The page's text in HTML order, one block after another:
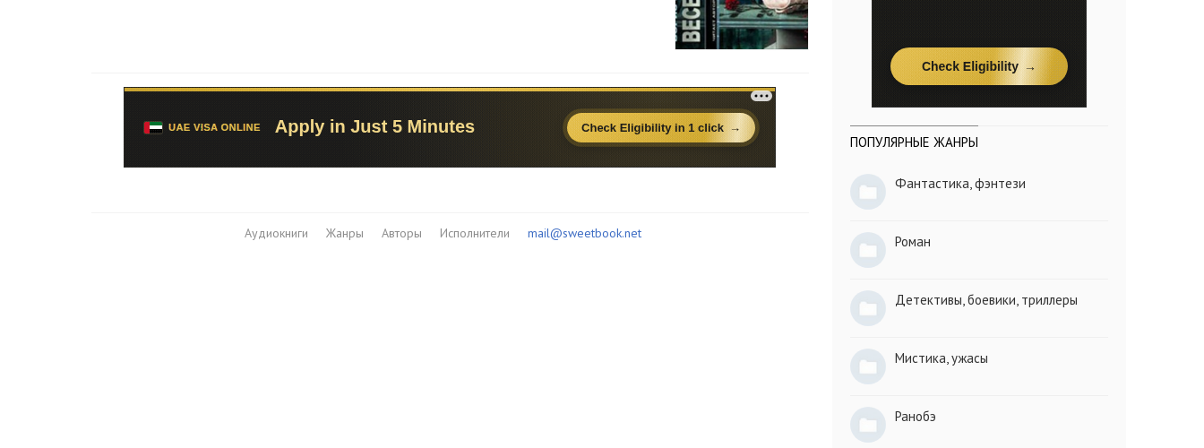
Аудиокниги Жанры Авторы Исполнители mail@sweetbook.net
ПОПУЛЯРНЫЕ ЖАНРЫ
Фантастика, фэнтези
Роман
Детективы, боевики, триллеры
Мистика, ужасы
Ранобэ